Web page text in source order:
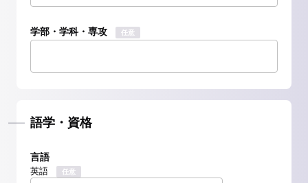
学部・学科・専攻 任意
語学・資格
言語
英語 任意